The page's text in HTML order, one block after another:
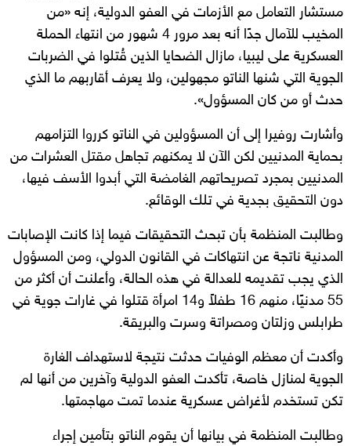
مستشار التعامل مع الأزمات في العفو الدولية، إنه «من
المخيب للآمال جدًا أنه بعد مرور 4 شهور من انتهاء الحملة
العسكرية على ليبيا، مازال الضحايا الذين قُتلوا في الضربات
الجوية التي شنها الناتو مجهولين، ولا يعرف أقاربهم ما الذي
حدث أو من كان المسؤول».
وأشارت روفيرا إلى أن المسؤولين في الناتو كرروا التزامهم
بحماية المدنيين لكن الآن لا يمكنهم تجاهل مقتل العشرات من
المدنيين بمجرد تصريحاتهم الغامضة التي أبدوا الأسف فيها،
دون التحقيق بجدية في تلك الوقائع.
وطالبت المنظمة بأن تبحث التحقيقات فيما إذا كانت الإصابات
المدنية ناتجة عن انتهاكات في القانون الدولي، ومن المسؤول
الذي يجب تقديمه للعدالة في هذه الحالة، وأعلنت أن أكثر من
55 مدنيًا، منهم 16 طفلاً و14 امرأة قتلوا في غارات جوية في
طرابلس وزلتان ومصراتة وسرت والبريقة.
وأكدت أن معظم الوفيات حدثت نتيجة لاستهداف الغارة
الجوية لمنازل خاصة، تأكدت العفو الدولية وآخرين من أنها لم
تكن تستخدم لأغراض عسكرية عندما تمت مهاجمتها.
وطالبت المنظمة في بيانها أن يقوم الناتو بتأمين إجراء